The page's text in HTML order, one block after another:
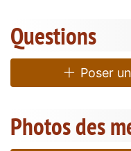
Questions
Poser
Photos des